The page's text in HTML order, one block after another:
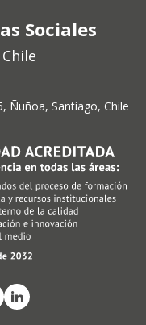
Sociales
Ñuñoa, Santiago, Chile